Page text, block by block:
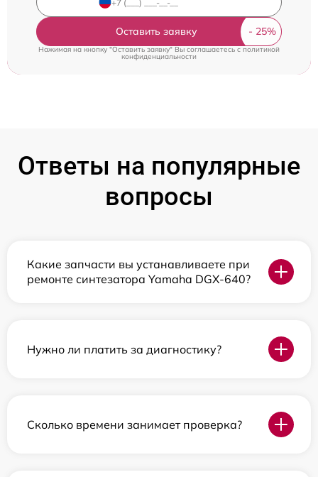
Оставить заявку
Нажимая на кнопку "Оставить заявку" Вы соглашаетесь c политикой
конфиденциальности
Ответы на популярные
вопросы
Какие запчасти вы устанавливаете при
ремонте синтезатора Yamaha DGX-640?
Нужно ли платить за диагностику?
Сколько времени занимает проверка?